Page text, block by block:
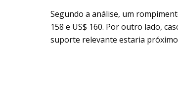
Segundo a análise, um
158 e US$ 160. Por outro lado,
suporte relevante estaria próximo